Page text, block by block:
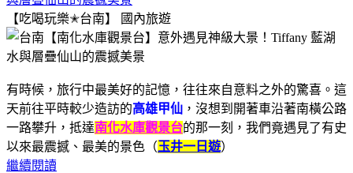
【吃喝玩樂✭台南】
國內旅遊
有時候，旅行中最美好的記憶，往往來自意料之外的驚喜。這
天前往平時較少造訪的高雄甲仙 ，沒想到開著車沿著南橫公路
一路攀升，抵達南化水庫觀景台的那一刻，我們竟遇見了有史
以來最震撼、最美的景色（玉井一日遊）
繼續閱讀